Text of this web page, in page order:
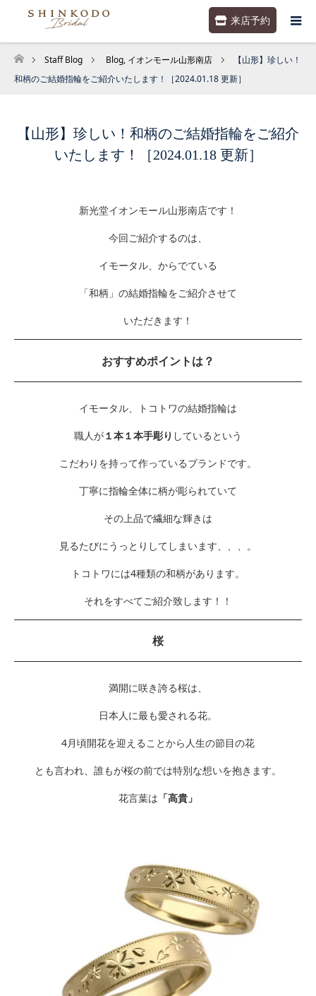
来店予約
ホーム
Staff Blog Blog, イオンモール山形南店
【山形】珍しい！
和柄のご結婚指輪をご紹介いたします！［2024.01.18 更新］
【山形】珍しい！和柄のご結婚指輪をご紹介
いたします！［2024.01.18 更新］
新光堂イオンモール山形南店です！
今回ご紹介するのは、
イモータル、からでている
「和柄」の結婚指輪をご紹介させて
いただきます！
おすすめポイントは？
イモータル、トコトワの結婚指輪は
職人が１本１本手彫り しているという
こだわりを持って作っているブランドです。
丁寧に指輪全体に柄が彫られていて
その上品で繊細な輝きは
見るたびにうっとりしてしまいます、、、。
トコトワには4種類の和柄があります。
それをすべてご紹介致します！！
桜
満開に咲き誇る桜は、
日本人に最も愛される花。
4月頃開花を迎えることから人生の節目の花
とも言われ、誰もが桜の前では特別な想いを抱きます。
花言葉は 「高貴」